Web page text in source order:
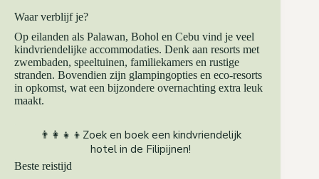
Waar verblijf je?
Op eilanden als Palawan, Bohol en Cebu vind je veel
kindvriendelijke accommodaties. Denk aan resorts met
zwembaden, speeltuinen, familiekamers en rustige
stranden. Bovendien zijn glampingopties en eco-resorts
in opkomst, wat een bijzondere overnachting extra leuk
maakt.
👨‍👩‍👧‍👦Zoek en boek een kindvriendelijk
hotel in de Filipijnen!
Beste reistijd